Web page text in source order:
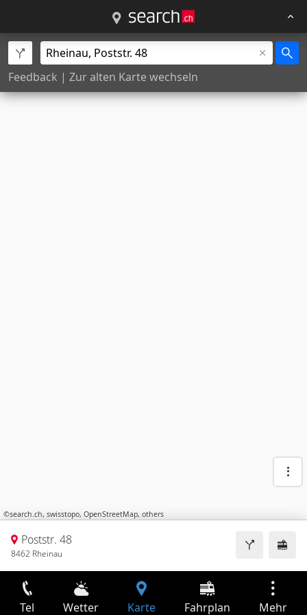
Feedback | Zur alten Karte wechseln
©search.ch, swisstopo, OpenStreetMap, others
Poststr. 48
8462 Rheinau
Tel Wetter Karte Fahrplan Mehr